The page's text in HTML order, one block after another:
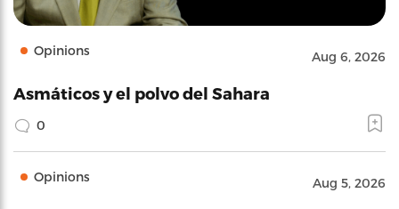
Opinions Aug 6, 2026
Asmáticos y el polvo del Sahara
0
Opinions Aug 5, 2026